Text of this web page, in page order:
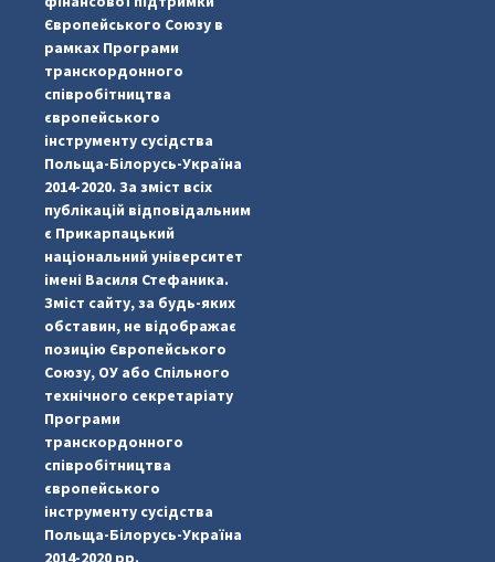
#PipIvanToday
Європейського Союзу в
рамках Програми
транскордонного
співробітництва
європейського
інструменту сусідства
Польща-Білорусь-Україна
2014-2020. За зміст всіх
публікацій відповідальним
є Прикарпацький
національний університет
імені Василя Стефаника.
Зміст сайту, за будь-яких
обставин, не відображає
позицію Європейського
Союзу, ОУ або Спільного
технічного секретаріату
Програми
транскордонного
співробітництва
європейського
інструменту сусідства
Польща-Білорусь-Україна
2014-2020 рр.